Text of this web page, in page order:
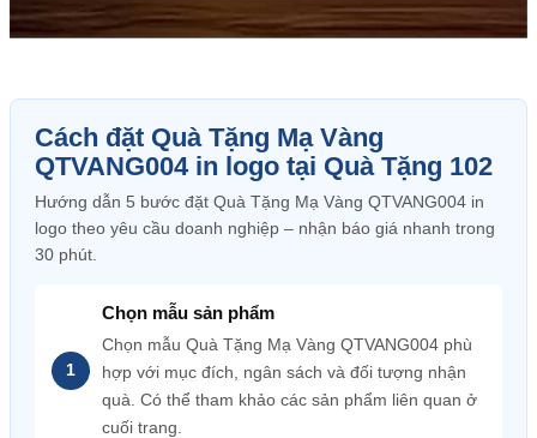
Cách đặt Quà Tặng Mạ Vàng
QTVANG004 in logo tại Quà Tặng 102
Hướng dẫn 5 bước đặt Quà Tặng Mạ Vàng QTVANG004 in
logo theo yêu cầu doanh nghiệp – nhận báo giá nhanh trong
30 phút.
Chọn mẫu sản phẩm
Chọn mẫu Quà Tặng Mạ Vàng QTVANG004 phù
hợp với mục đích, ngân sách và đối tượng nhận
quà. Có thể tham khảo các sản phẩm liên quan ở
cuối trang.